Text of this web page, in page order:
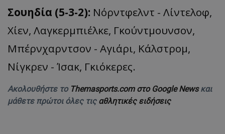
Σουηδία (5-3-2): Νόρντφελντ - Λίντελοφ,
Χίεν, Λαγκερμπιέλκε, Γκούντμουνσον,
Μπέρνχαρντσον - Αγιάρι, Κάλστρομ,
Νίγκρεν - Ίσακ, Γκιόκερες.
Ακολουθήστε το Themasports.com στο Google Newsκαι
μάθετε πρώτοι όλες τις αθλητικές ειδήσεις